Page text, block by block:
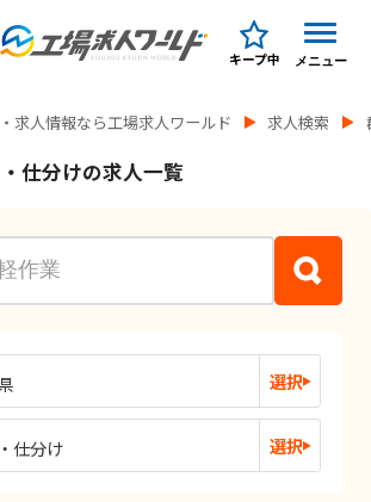
キープ中 メニュー
求人情報なら工場求人ワールド 求人検索
仕分けの求人一覧
選択
仕分け 選択